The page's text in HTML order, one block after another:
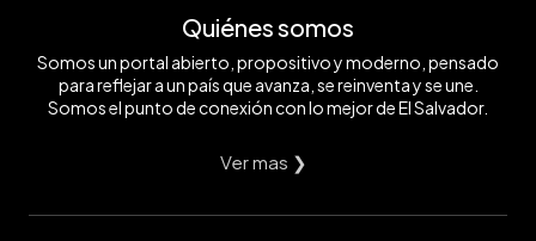
Quiénes somos
Somos un portal abierto, propositivo y moderno, pensado
para reflejar a un país que avanza, se reinventa y se une.
Somos el punto de conexión con lo mejor de El Salvador.
Ver mas ❯